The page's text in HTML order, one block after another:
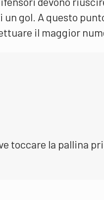
un gol. A questo
il maggior
toccare la pallina